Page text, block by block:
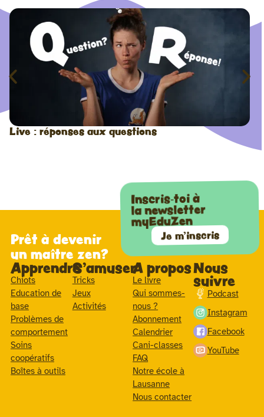
Live : réponses aux questions
Prêt à devenir
un maître zen?
Inscris-toi à
la newsletter
myEduZen
Je m'inscris
Apprendre
Chiots
Education de
base
Problèmes de
comportement
Soins
coopératifs
Boîtes à outils
S'amuser
Tricks
Jeux
Activités
A propos
Le livre
Qui sommes-
nous ?
Abonnement
Calendrier
Cani-classes
FAQ
Notre école à
Lausanne
Nous contacter
Nous
suivre
Podcast
Instagram
Facebook
YouTube